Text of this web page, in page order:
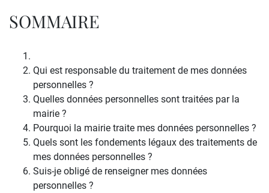
SOMMAIRE
Qui est responsable du traitement de mes données
personnelles ?
Quelles données personnelles sont traitées par la
mairie ?
Pourquoi la mairie traite mes données personnelles ?
Quels sont les fondements légaux des traitements de
mes données personnelles ?
Suis-je obligé de renseigner mes données
personnelles ?